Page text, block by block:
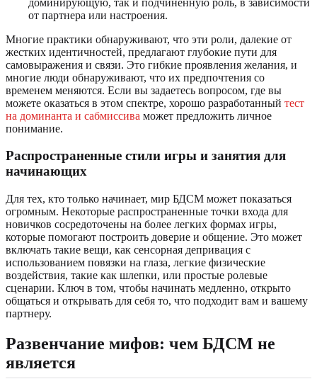
от партнера или настроения.
Многие практики обнаруживают, что эти роли, далекие от
жестких идентичностей, предлагают глубокие пути для
самовыражения и связи. Это гибкие проявления желания, и
многие люди обнаруживают, что их предпочтения со
временем меняются. Если вы задаетесь вопросом, где вы
можете оказаться в этом спектре, хорошо разработанный тест
на доминанта и сабмиссива может предложить личное
понимание.
Распространенные стили игры и занятия для
начинающих
Для тех, кто только начинает, мир БДСМ может показаться
огромным. Некоторые распространенные точки входа для
новичков сосредоточены на более легких формах игры,
которые помогают построить доверие и общение. Это может
включать такие вещи, как сенсорная депривация с
использованием повязки на глаза, легкие физические
воздействия, такие как шлепки, или простые ролевые
сценарии. Ключ в том, чтобы начинать медленно, открыто
общаться и открывать для себя то, что подходит вам и вашему
партнеру.
Развенчание мифов: чем БДСМ не
является